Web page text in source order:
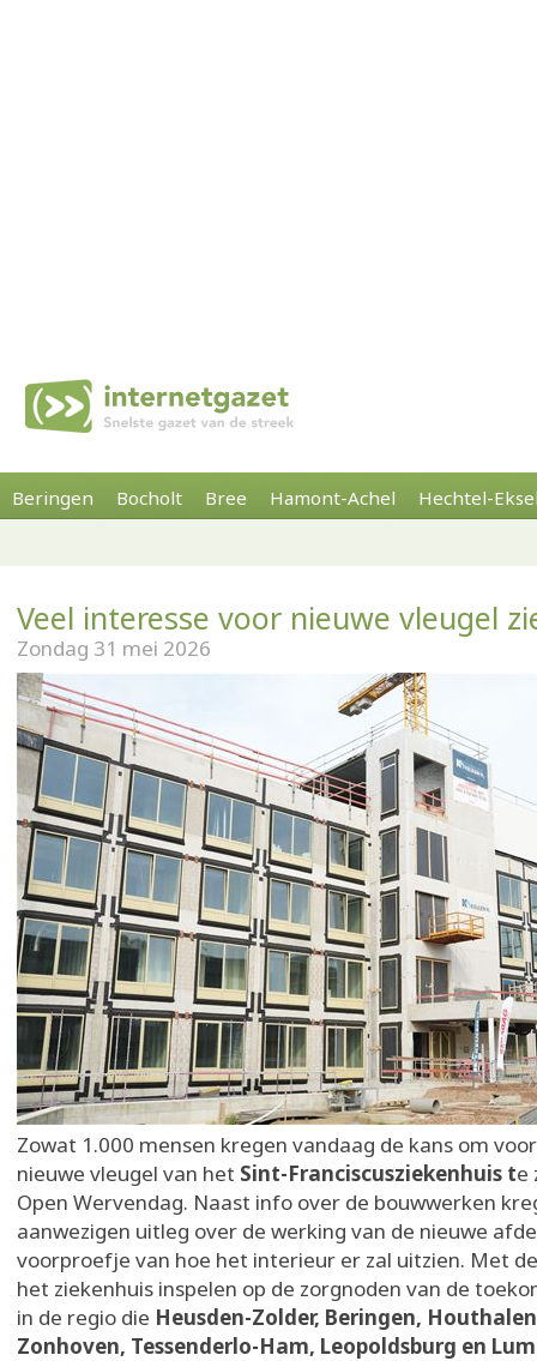
Beringen Bocholt Bree Hamont-Achel Hechtel-
Veel interesse voor nieuwe vleugel
Zondag 31 mei 2026
Zowat 1.000 mensen kregen vandaag de kans om
nieuwe vleugel van het Sint-Franciscusziekenhuis te
Open Wervendag. Naast info over de bouwwerken
aanwezigen uitleg over de werking van de nieuwe
voorproefje van hoe het interieur er zal uitzien. Met
het ziekenhuis inspelen op de zorgnoden van de
in de regio die Heusden-Zolder, Beringen,
Zonhoven, Tessenderlo-Ham, Leopoldsburg en